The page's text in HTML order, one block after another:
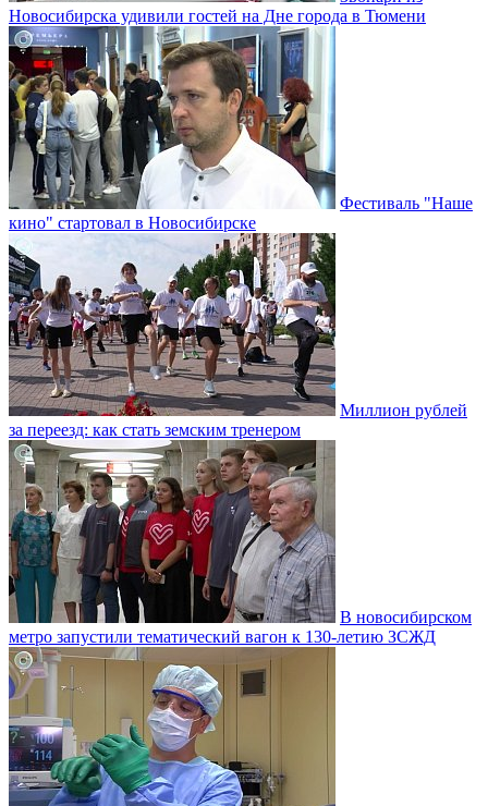
Новосибирска удивили гостей на Дне города в Тюмени
Фестиваль "Наше
кино" стартовал в Новосибирске
Миллион рублей
за переезд: как стать земским тренером
В новосибирском
метро запустили тематический вагон к 130-летию ЗСЖД